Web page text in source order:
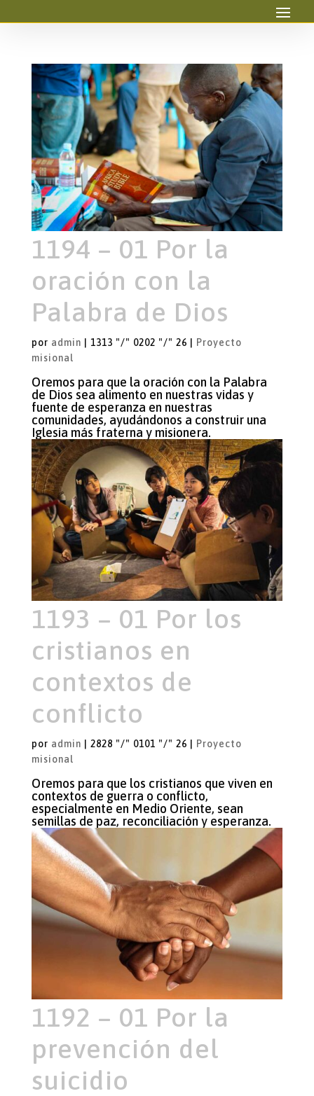
1194 – 01 Por la
oración con la
Palabra de Dios
por admin 1313 "/" 0202 "/" 26
Proyecto
misional
Oremos para que la oración con la Palabra
de Dios sea alimento en nuestras vidas y
fuente de esperanza en nuestras
comunidades, ayudándonos a construir una
Iglesia más fraterna y misionera.
1193 – 01 Por los
cristianos en
contextos de
conflicto
por admin 2828 "/" 0101 "/" 26
Proyecto
misional
Oremos para que los cristianos que viven en
contextos de guerra o conflicto,
especialmente en Medio Oriente, sean
semillas de paz, reconciliación y esperanza.
1192 – 01 Por la
prevención del
suicidio